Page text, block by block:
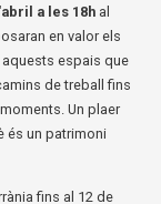
a les 18hal
en valor els
espais que
de treball fins
Un plaer
és un patrimoni
fins al 12 de